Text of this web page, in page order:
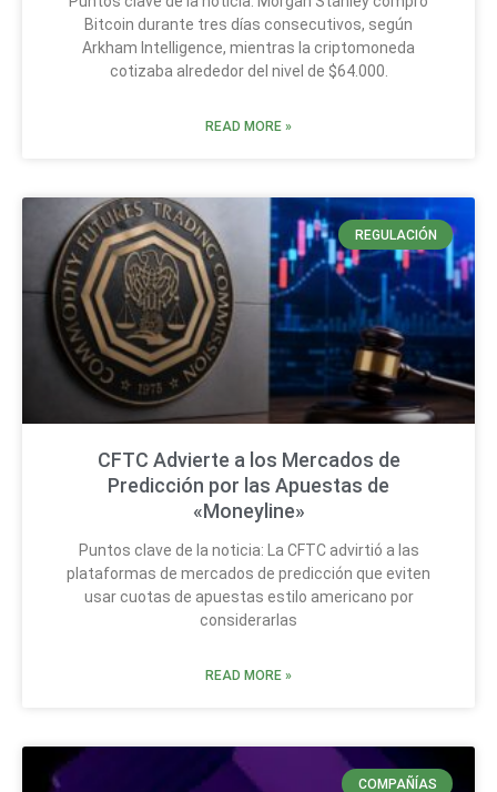
Bitcoin durante tres días consecutivos, según
Arkham Intelligence, mientras la criptomoneda
cotizaba alrededor del nivel de $64.000.
READ MORE »
REGULACIÓN
CFTC Advierte a los Mercados de
Predicción por las Apuestas de
«Moneyline»
Puntos clave de la noticia: La CFTC advirtió a las
plataformas de mercados de predicción que eviten
usar cuotas de apuestas estilo americano por
considerarlas
READ MORE »
COMPAÑÍAS